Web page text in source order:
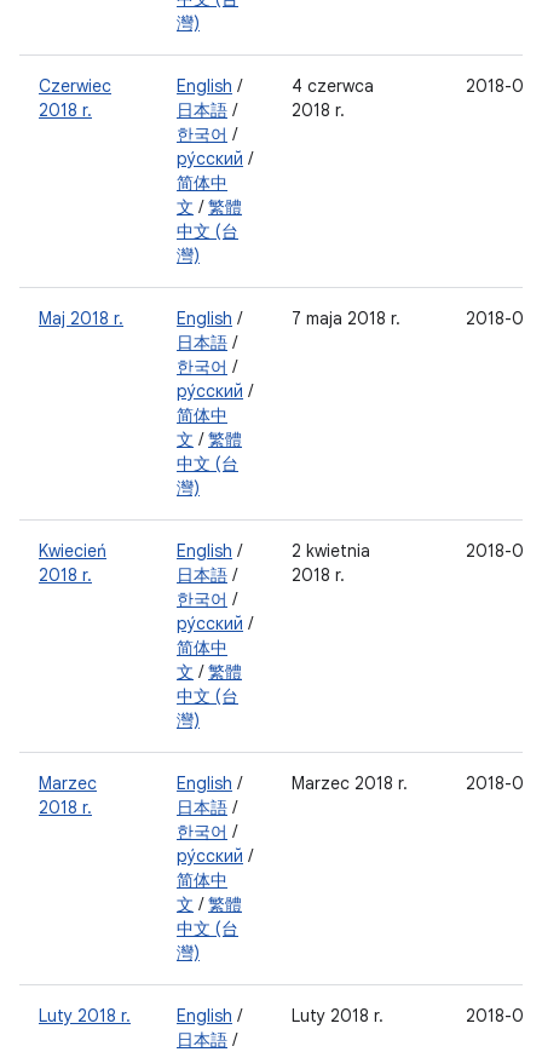
灣)
Czerwiec
2018 r.
English /
日本語 /
한국어 /
ру́сский /
简体中
文 /繁體
中文 (台
灣)
4 czerwca
2018 r.
2018-
Maj 2018 r. English /
日本語 /
한국어 /
ру́сский /
简体中
文 /繁體
中文 (台
灣)
7 maja 2018 r. 2018-
Kwiecień
2018 r.
English /
日本語 /
한국어 /
ру́сский /
简体中
文 /繁體
中文 (台
灣)
2 kwietnia
2018 r.
2018-
Marzec
2018 r.
English /
日本語 /
한국어 /
ру́сский /
简体中
文 /繁體
中文 (台
灣)
Marzec 2018 r. 2018-
Luty 2018 r. English /
日本語 /
Luty 2018 r. 2018-